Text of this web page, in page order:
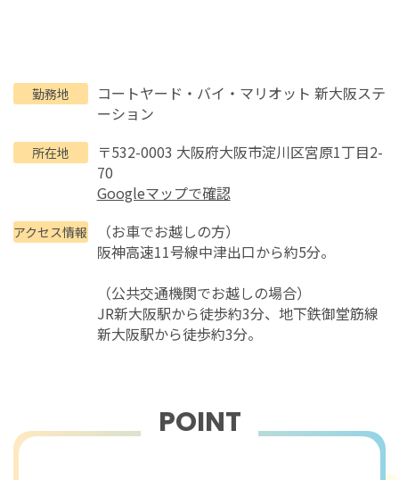
勤務地
コートヤード・バイ・マリオット 新大阪ステ
ーション
所在地
〒532-0003 大阪府大阪市淀川区宮原1丁目2-
70
Googleマップで確認
アクセス情報
（お車でお越しの方）
阪神高速11号線中津出口から約5分。
（公共交通機関でお越しの場合）
JR新大阪駅から徒歩約3分、地下鉄御堂筋線
新大阪駅から徒歩約3分。
POINT